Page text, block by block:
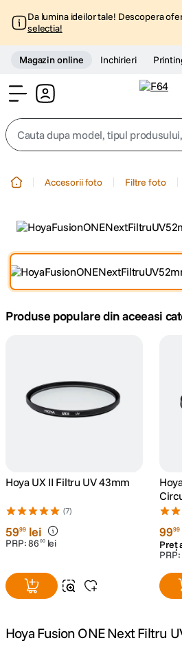
Da lumina ideilor tale! Descopera
selectia!
Magazin online Inchirieri
Cauta dupa model, tipul produsului,
3. trepied telefon
7. card memorie
Accesorii foto Filtre foto
Produse populare din aceeasi
Hoya UX II Filtru UV 43mm
(7)
5999 lei
PRP:86 00 lei
9999
Preț
PRP:
Hoya Fusion ONE Next Filtru